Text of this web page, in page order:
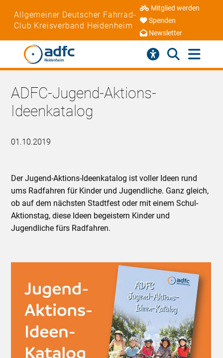
Allgemeiner Deutscher Fahrrad-
Club Kreisverband Heidenheim
Mitglied werden
Spenden
Newsletter
ADFC-Jugend-Aktions-
Ideenkatalog
01.10.2019
Der Jugend-Aktions-Ideenkatalog ist voller Ideen rund
ums Radfahren für Kinder und Jugendliche. Ganz gleich,
ob auf dem nächsten Stadtfest oder mit einem Schul-
Aktionstag, diese Ideen begeistern Kinder und
Jugendliche fürs Radfahren.